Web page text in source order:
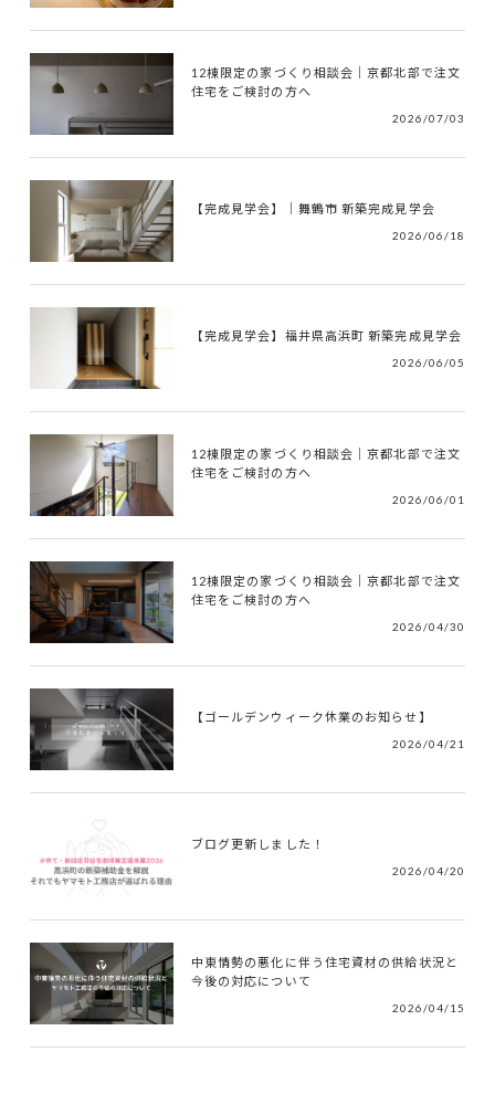
12棟限定の家づくり相談会｜京都北部で注文
住宅をご検討の方へ
2026/07/03
【完成見学会】｜舞鶴市 新築完成見学会
2026/06/18
【完成見学会】福井県高浜町 新築完成見学会
2026/06/05
12棟限定の家づくり相談会｜京都北部で注文
住宅をご検討の方へ
2026/06/01
12棟限定の家づくり相談会｜京都北部で注文
住宅をご検討の方へ
2026/04/30
【ゴールデンウィーク休業のお知らせ】
2026/04/21
ブログ更新しました！
2026/04/20
中東情勢の悪化に伴う住宅資材の供給状況と
今後の対応について
2026/04/15